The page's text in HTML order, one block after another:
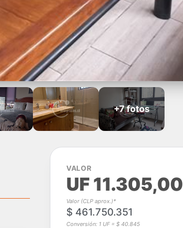
+7 fotos
VALOR
UF 11.305,00
Valor (CLP aprox.)*
$ 461.750.351
Conversión: 1 UF = $ 40.845